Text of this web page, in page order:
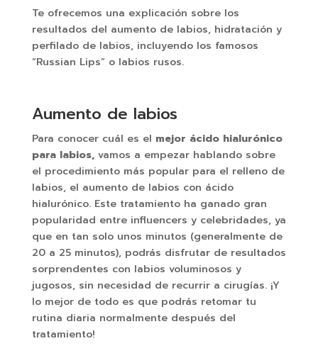
Te ofrecemos una explicación sobre los
resultados del aumento de labios, hidratación y
perfilado de labios, incluyendo los famosos
“Russian Lips” o labios rusos.
Aumento de labios
Para conocer cuál es el mejor ácido hialurónico
para labios, vamos a empezar hablando sobre
el procedimiento más popular para el relleno de
labios, el aumento de labios con ácido
hialurónico. Este tratamiento ha ganado gran
popularidad entre influencers y celebridades, ya
que en tan solo unos minutos (generalmente de
20 a 25 minutos), podrás disfrutar de resultados
sorprendentes con labios voluminosos y
jugosos, sin necesidad de recurrir a cirugías. ¡Y
lo mejor de todo es que podrás retomar tu
rutina diaria normalmente después del
tratamiento!